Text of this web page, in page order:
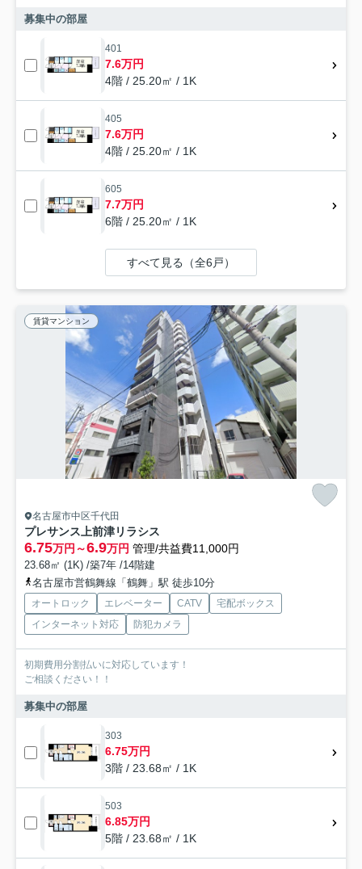
募集中の部屋
401
7.6万円
4階 / 25.20㎡ / 1K
405
7.6万円
4階 / 25.20㎡ / 1K
605
7.7万円
6階 / 25.20㎡ / 1K
すべて見る（全6戸）
賃貸マンション
名古屋市中区千代田
プレサンス上前津リラシス
6.75万円～6.9万円 管理/共益費11,000円
23.68㎡ (1K) /築7年 /14階建
名古屋市営鶴舞線「鶴舞」駅 徒歩10分
オートロック エレベーター CATV
宅配ボックス
インターネット対応
防犯カメラ
初期費用分割払いに対応しています！
ご相談ください！！
募集中の部屋
303
6.75万円
3階 / 23.68㎡ / 1K
503
6.85万円
5階 / 23.68㎡ / 1K